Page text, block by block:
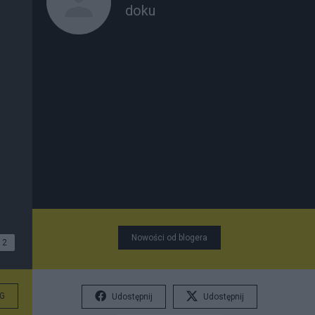
2
doku
Nowości od blogera
Udostępnij Udostępnij